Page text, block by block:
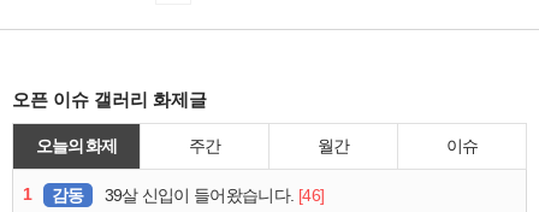
오픈 이슈 갤러리 화제글
오늘의 화제 주간 월간 이슈
1 감동 39살 신입이 들어왔습니다. [46]